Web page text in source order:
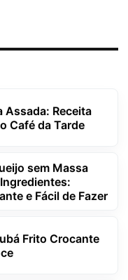
Assada: Receita
Café da Tarde
sem Massa
e Fácil de Fazer
Frito Crocante